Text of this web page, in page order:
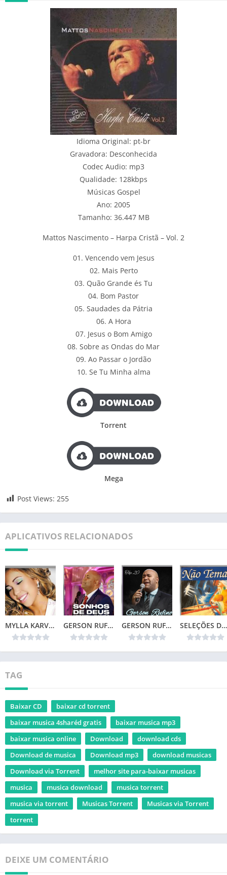
Idioma Original: pt-br
Gravadora: Desconhecida
Codec Audio: mp3
Qualidade: 128kbps
Músicas Gospel
Ano: 2005
Tamanho: 36.447 MB
Mattos Nascimento – Harpa Cristã – Vol. 2
01. Vencendo vem Jesus
02. Mais Perto
03. Quão Grande és Tu
04. Bom Pastor
05. Saudades da Pátria
06. A Hora
07. Jesus o Bom Amigo
08. Sobre as Ondas do Mar
09. Ao Passar o Jordão
10. Se Tu Minha alma
Torrent
Mega
Post Views: 255
APLICATIVOS RELACIONADOS
MYLLA KARVALHO – MINHA VIDA GERSON RUFINO – SONHOS DE DEUS (2024) GERSON RUFINO – TOP 20 SELEÇÕES DA COLEÇÃO CANÇÕES DE VIDA – NÃO TEMAS (1996)📌
TAG
Baixar CD
baixar cd torrent
baixar musica 4sharéd gratis
baixar musica mp3
baixar musica online
Download
download cds
Download de musica
Download mp3
download musicas
Download via Torrent
melhor site para-baixar musicas
musica
musica download
musica torrent
musica via torrent
Musicas Torrent
Musicas via Torrent
torrent
DEIXE UM COMENTÁRIO